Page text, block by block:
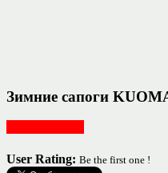
Зимние сапоги
User Rating: Be the first one !